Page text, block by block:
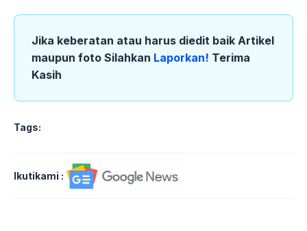
Jika keberatan atau harus diedit baik Artikel
maupun foto Silahkan Laporkan! Terima
Kasih
Tags:
Ikutikami :